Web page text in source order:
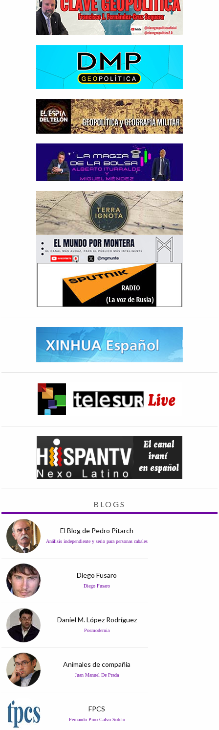
BLOGS
El Blog de Pedro Pitarch
Análisis independiente y serio para personas cabales
Diego Fusaro
Diego Fusaro
Daniel M. López Rodríguez
Posmodernia
Animales de compañía
Juan Manuel De Prada
FPCS
Fernando Pino Calvo Sotelo